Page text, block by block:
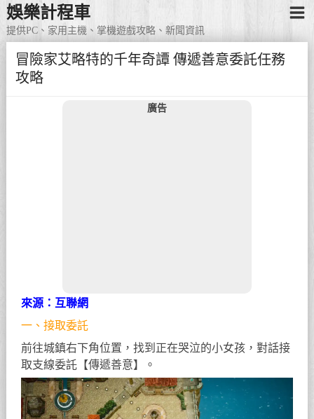
娛樂計程車
提供PC、家用主機、掌機遊戲攻略、新聞資訊
冒險家艾略特的千年奇譚 傳遞善意委託任務
攻略
廣告
來源：互聯網
一、接取委託
前往城鎮右下角位置，找到正在哭泣的小女孩，對話接
取支線委託【傳遞善意】。